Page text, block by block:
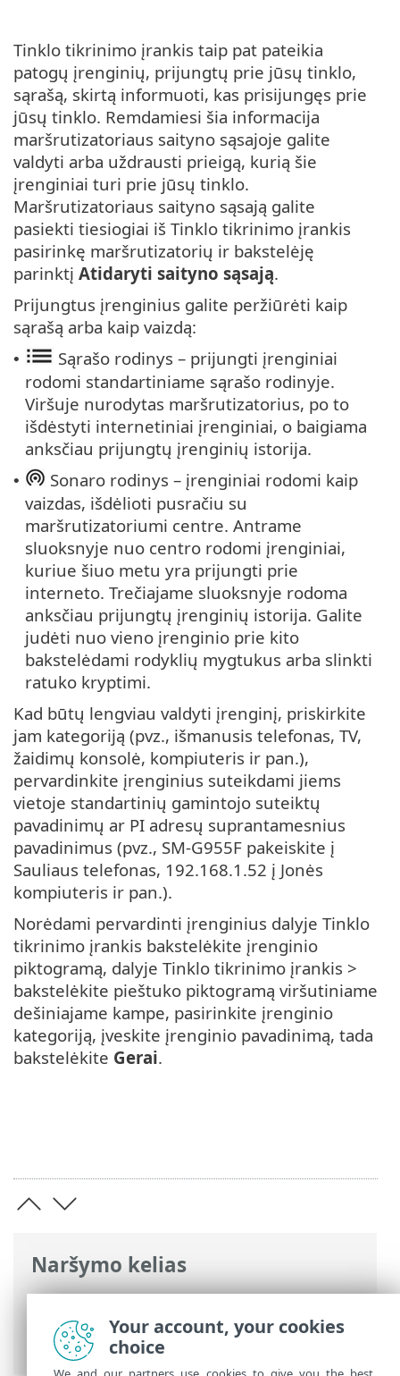
Naršymo kelias
ESET interneto žinynas>ESET Mobile
Security >Darbas su ESET Mobile
Security > Tinklo tikrinimo įrankis
Tinklo tikrinimo įrankis taip pat pateikia
patogų įrenginių, prijungtų prie jūsų tinklo,
sąrašą, skirtą informuoti, kas prisijungęs prie
jūsų tinklo. Remdamiesi šia informacija
maršrutizatoriaus saityno sąsajoje galite
valdyti arba uždrausti prieigą, kurią šie
įrenginiai turi prie jūsų tinklo.
Maršrutizatoriaus saityno sąsają galite
pasiekti tiesiogiai iš Tinklo tikrinimo įrankis
pasirinkę maršrutizatorių ir bakstelėję
parinktį Atidaryti saityno sąsają.
Prijungtus įrenginius galite peržiūrėti kaip
sąrašą arba kaip vaizdą:
•
Sąrašo rodinys – prijungti įrenginiai
rodomi standartiniame sąrašo rodinyje.
Viršuje nurodytas maršrutizatorius, po to
išdėstyti internetiniai įrenginiai, o baigiama
anksčiau prijungtų įrenginių istorija.
•
Sonaro rodinys – įrenginiai rodomi kaip
vaizdas, išdėlioti pusračiu su
maršrutizatoriumi centre. Antrame
sluoksnyje nuo centro rodomi įrenginiai,
kuriue šiuo metu yra prijungti prie
interneto. Trečiajame sluoksnyje rodoma
anksčiau prijungtų įrenginių istorija. Galite
judėti nuo vieno įrenginio prie kito
bakstelėdami rodyklių mygtukus arba slinkti
ratuko kryptimi.
Kad būtų lengviau valdyti įrenginį, priskirkite
jam kategoriją (pvz., išmanusis telefonas, TV,
žaidimų konsolė, kompiuteris ir pan.),
pervardinkite įrenginius suteikdami jiems
vietoje standartinių gamintojo suteiktų
pavadinimų ar PI adresų suprantamesnius
pavadinimus (pvz., SM-G955F pakeiskite į
Sauliaus telefonas, 192.168.1.52 į Jonės
kompiuteris ir pan.).
Norėdami pervardinti įrenginius dalyje Tinklo
tikrinimo įrankis bakstelėkite įrenginio
piktogramą, dalyje Tinklo tikrinimo įrankis >
bakstelėkite pieštuko piktogramą viršutiniame
dešiniajame kampe, pasirinkite įrenginio
kategoriją, įveskite įrenginio pavadinimą, tada
bakstelėkite Gerai.
Your account, your cookies
choice